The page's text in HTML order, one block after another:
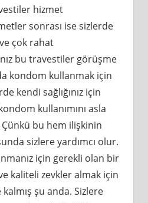
hizmet
sonrası ise sizlerde
çok rahat
bu travestiler görüşme
kondom kullanmak için
kendi sağlığınız için
kullanımını asla
bu hem ilişkinin
sizlere yardımcı olur.
için gerekli olan bir
kaliteli zevkler almak için
şu anda. Sizlere